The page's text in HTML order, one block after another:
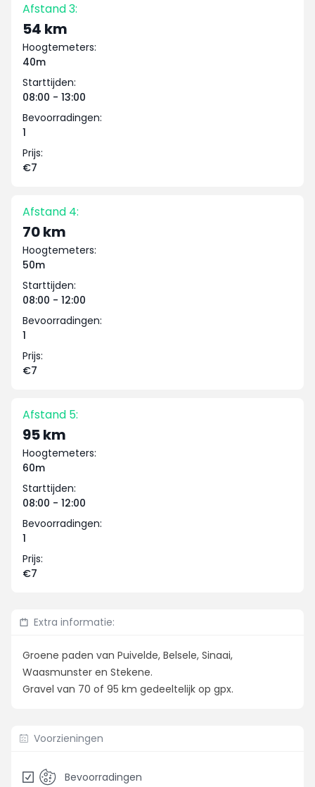
Afstand 3:
54 km
Hoogtemeters:
40m
Starttijden:
08:00 - 13:00
Bevoorradingen:
1
Prijs:
€7
Afstand 4:
70 km
Hoogtemeters:
50m
Starttijden:
08:00 - 12:00
Bevoorradingen:
1
Prijs:
€7
Afstand 5:
95 km
Hoogtemeters:
60m
Starttijden:
08:00 - 12:00
Bevoorradingen:
1
Prijs:
€7
Extra informatie:
Groene paden van Puivelde, Belsele, Sinaai,
Waasmunster en Stekene.
Gravel van 70 of 95 km gedeeltelijk op gpx.
Voorzieningen
Bevoorradingen